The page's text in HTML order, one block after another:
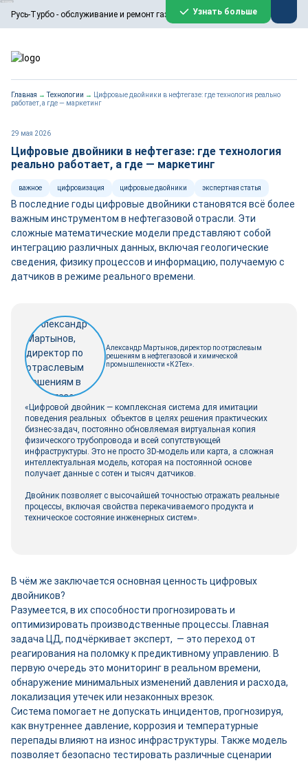
Русь-Турбо - обслуживание и ремонт газовых паровых турбин
ООО «Русь-Турбо» занимается сервисом газовых и паровых
турбин, комплексным ремонтом, восстановлением,
техническим обслуживанием оборудования ТЭС,
работают на нефтегазовых, нефтехимических,
металлургических и других предприятиях.
Реклама. ООО «Русь-Турбо», ИНН 7802588950
erid: F7NfYUJCUneVdwPs4znf
Узнать больше
Главная →Технологии →
Цифровые двойники в нефтегазе: где технология реально
работает, а где — маркетинг
29 мая 2026
Цифровые двойники в нефтегазе: где технология
реально работает, а где — маркетинг
важное цифровизация цифровые двойники экспертная статья
В последние годы цифровые двойники становятся всё более
важным инструментом в нефтегазовой отрасли. Эти
сложные математические модели представляют собой
интеграцию различных данных, включая геологические
сведения, физику процессов и информацию, получаемую с
датчиков в режиме реального времени.
Александр Мартынов, директор по отраслевым
решениям в нефтегазовой и химической
промышленности «К2Тех».
«Цифровой двойник — комплексная система для имитации
поведения реальных объектов в целях решения практических
бизнес-задач, постоянно обновляемая виртуальная копия
физического трубопровода и всей сопутствующей
инфраструктуры. Это не просто 3D-модель или карта, а сложная
интеллектуальная модель, которая на постоянной основе
получает данные с сотен и тысяч датчиков.
Двойник позволяет с высочайшей точностью отражать реальные
процессы, включая свойства перекачиваемого продукта и
техническое состояние инженерных систем».
В чём же заключается основная ценность цифровых
двойников?
Разумеется, в их способности прогнозировать и
оптимизировать производственные процессы. Главная
задача ЦД, подчёркивает эксперт, — это переход от
реагирования на поломку к предиктивному управлению. В
первую очередь это мониторинг в реальном времени,
обнаружение минимальных изменений давления и расхода,
локализация утечек или незаконных врезок.
Система помогает не допускать инцидентов, прогнозируя,
как внутреннее давление, коррозия и температурные
перепады влияют на износ инфраструктуры. Также модель
позволяет безопасно тестировать различные сценарии